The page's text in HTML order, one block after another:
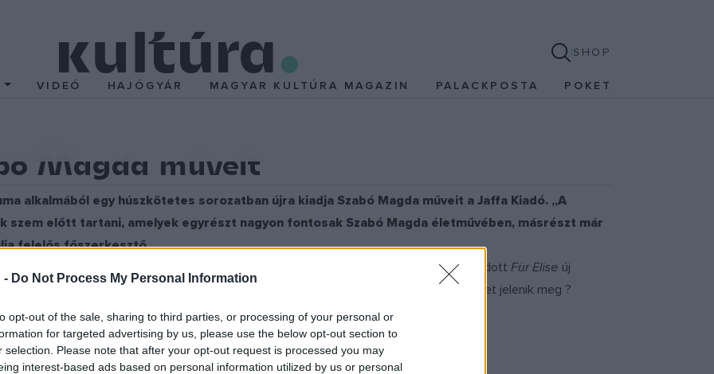
- Do Not Process My Personal Information
opt-out of the sale, sharing to third parties, or processing of your personal or
for targeted advertising by us, please use the below opt-out section to
selection. Please note that after your opt-out request is processed you may
interest-based ads based on personal information utilized by us or personal
SHOP
VIDEÓ HAJÓGYÁR MAGYAR KULTÚRA MAGAZIN PALACKPOSTA POKET
Magda műveit
alkalmából egy húszkötetes sorozatban újra kiadja Szabó Magda műveit a Jaffa Kiadó. „A
előtt tartani, amelyek egyrészt nagyon fontosak Szabó Magda életművében, másrészt már
felelős főszerkesztő.
korábban megjelent. Az ötödik, az önéletrajzi ihletésű regény, az először 2002-ben kiadott Für Elise új
jön ki a Jaffa Kiadónál. Az első fél évben hat, az év végéig összesen tíz kötet jelenik meg ?
műsorában Jolsvai Júlia.